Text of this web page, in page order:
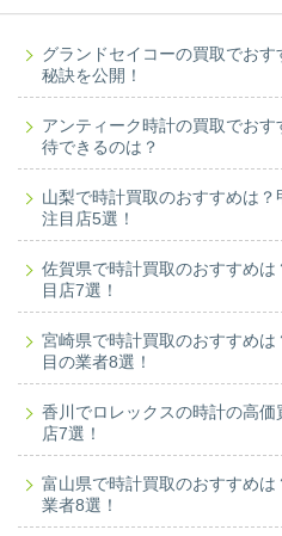
グランドセイコーの買取でお
秘訣を公開！
アンティーク時計の買取でお
待できるのは？
山梨で時計買取のおすすめは
注目店5選！
佐賀県で時計買取のおすすめ
目店7選！
宮崎県で時計買取のおすすめ
目の業者8選！
香川でロレックスの時計の高
店7選！
富山県で時計買取のおすすめ
業者8選！